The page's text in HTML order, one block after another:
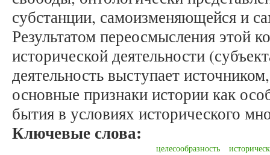
субстанции, самоизменяющейся и
Результатом переосмысления этой
исторической деятельности
деятельность выступает
основные признаки истории как
бытия в условиях исторического
Ключевые слова:
целесообразность